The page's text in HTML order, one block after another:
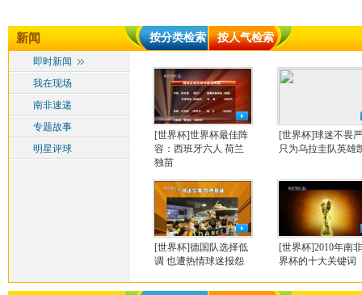
新闻 按分类检索 按人气检索
即时新闻
我在现场
南非速递
专题故事
明星评球
[世界杯]世界杯最佳阵
容：西班牙六人 荷兰
独苗
[世界杯]球迷不畏
只为乌拉圭队英雄
[世界杯]德国队选择低
调 也遭热情球迷报怨
[世界杯]2010年南
界杯的十大关键词